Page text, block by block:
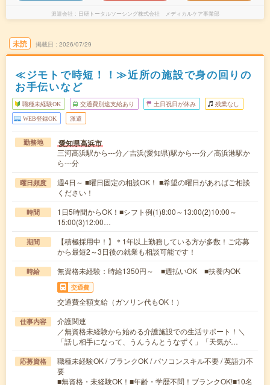
派遣会社 日研トータルソーシング株式会社 メディカルケア事業部
未読 掲載日 2026/07/29
≪ジモトで時短！！≫近所の施設で身の回りの
お手伝いなど
職種未経験OK 交通費別途支給あり 土日祝日が休み 残業なし
WEB登録OK 派遣
勤務地 愛知県高浜市
三河高浜駅から---分／吉浜(愛知県)駅から---分／高浜港駅か
ら---分
曜日頻度
週4日～ ■曜日固定の相談OK！ ■希望の曜日があればご相談
ください！
時間
1日5時間からOK！■シフト例(1)8:00～13:00(2)10:00～
15:00(3)12:00…
期間
【積極採用中！】＊1年以上勤務している方が多数！ご応募
から最短2～3日後の就業も相談可能です！
時給 無資格未経験：時給1350円～ ■週払いOK ■扶養内OK
交通費
交通費全額支給（ガソリン代もOK！）
仕事内容
介護関連
／無資格未経験から始める介護施設での生活サポート！＼
「話し相手になって、うんうんとうなずく」「天気が…
応募資格
職種未経験OK / ブランクOK / パソコンスキル不要 / 英語力不
要
■無資格・未経験OK！■年齢・学歴不問！ブランクOK!■10名